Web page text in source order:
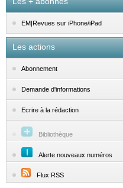
EM|Revues sur iPhone/iPad
Les actions
Abonnement
Demande d'informations
Ecrire à la rédaction
Bibliothèque
Alerte nouveaux numéros
Flux RSS